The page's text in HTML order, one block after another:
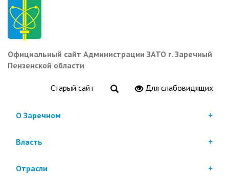
Перейти
основному
содержанию
Официальный сайт Администрации ЗАТО г. Заречный
Пензенской области
Старый сайт Для слабовидящих
О Заречном
Власть
Отрасли